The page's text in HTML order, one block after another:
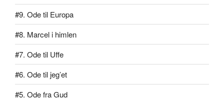
#9. Ode til Europa
#8. Marcel i himlen
#7. Ode til Uffe
#6. Ode til jeg’et
#5. Ode fra Gud